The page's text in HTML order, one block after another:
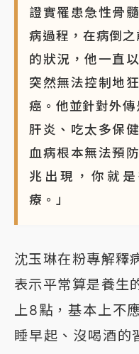
證實罹患急性骨
病過程，在病倒
的狀況，他一直
突然無法控制地
癌。他並針對外
肝炎、吃太多保
血病根本無法預
兆出現，你就
療。」
沈玉琳在粉專解釋
表示平常算是養生
上8點，基本上不
睡早起、沒喝酒的